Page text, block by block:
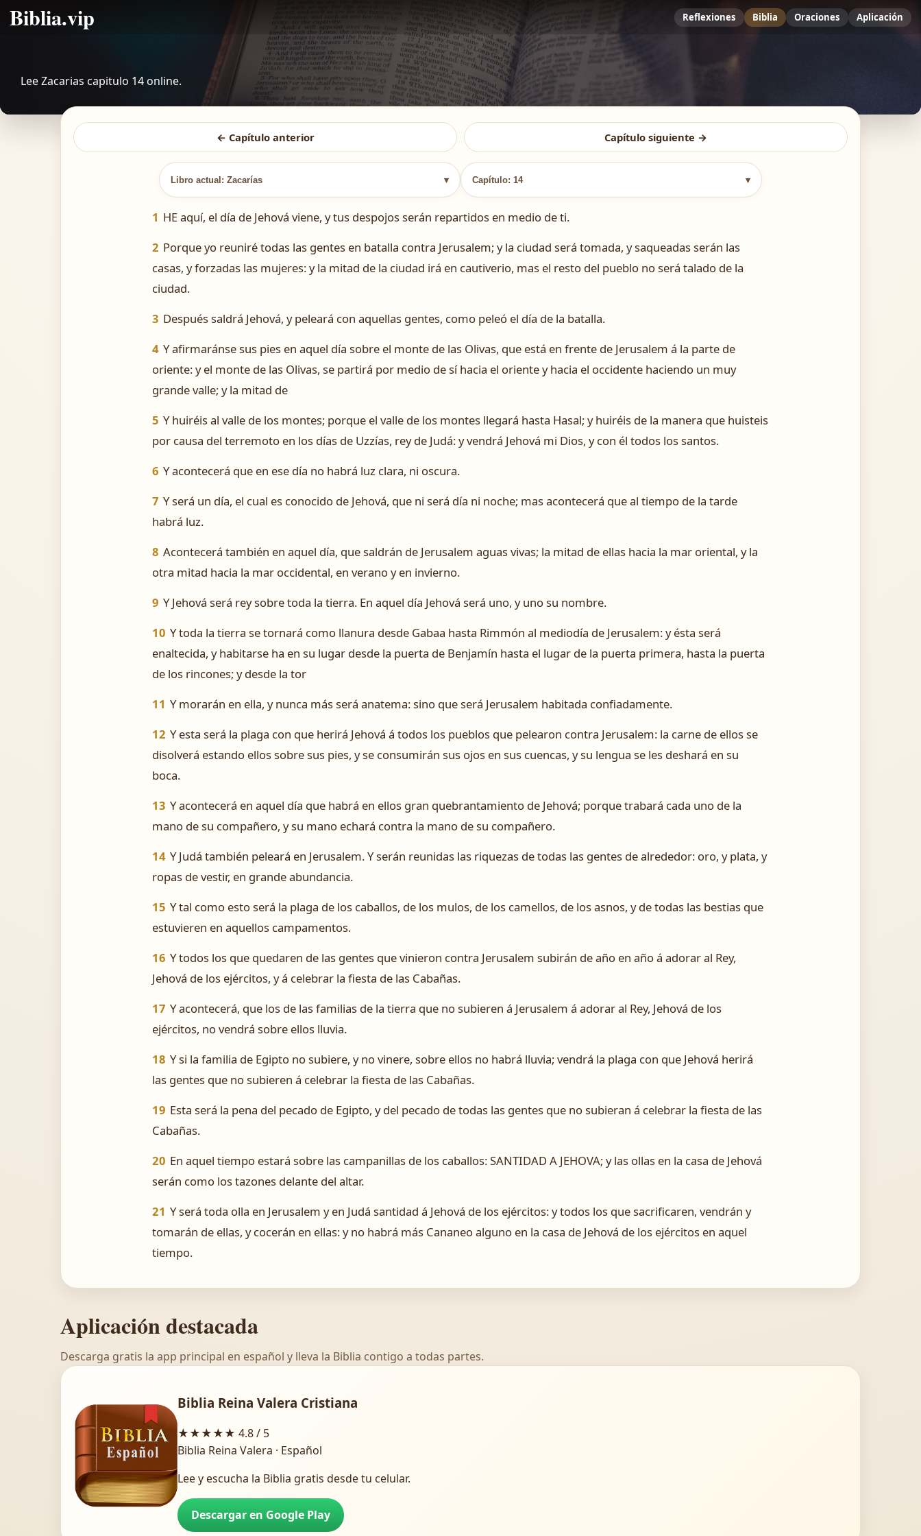
Biblia.vip Reflexiones Biblia Oraciones Aplicación
Lee Zacarias capitulo 14 online.
← Capítulo anterior Capítulo siguiente →
Libro actual: Zacarías ▾ Capítulo: 14 ▾
1 HE aquí, el día de Jehová viene, y tus despojos serán repartidos en medio de ti.
2 Porque yo reuniré todas las gentes en batalla contra Jerusalem; y la ciudad será tomada, y saqueadas serán las
casas, y forzadas las mujeres: y la mitad de la ciudad irá en cautiverio, mas el resto del pueblo no será talado de la
ciudad.
3 Después saldrá Jehová, y peleará con aquellas gentes, como peleó el día de la batalla.
4 Y afirmaránse sus pies en aquel día sobre el monte de las Olivas, que está en frente de Jerusalem á la parte de
oriente: y el monte de las Olivas, se partirá por medio de sí hacia el oriente y hacia el occidente haciendo un muy
grande valle; y la mitad de
5 Y huiréis al valle de los montes; porque el valle de los montes llegará hasta Hasal; y huiréis de la manera que huisteis
por causa del terremoto en los días de Uzzías, rey de Judá: y vendrá Jehová mi Dios, y con él todos los santos.
6 Y acontecerá que en ese día no habrá luz clara, ni oscura.
7 Y será un día, el cual es conocido de Jehová, que ni será día ni noche; mas acontecerá que al tiempo de la tarde
habrá luz.
8 Acontecerá también en aquel día, que saldrán de Jerusalem aguas vivas; la mitad de ellas hacia la mar oriental, y la
otra mitad hacia la mar occidental, en verano y en invierno.
9 Y Jehová será rey sobre toda la tierra. En aquel día Jehová será uno, y uno su nombre.
10 Y toda la tierra se tornará como llanura desde Gabaa hasta Rimmón al mediodía de Jerusalem: y ésta será
enaltecida, y habitarse ha en su lugar desde la puerta de Benjamín hasta el lugar de la puerta primera, hasta la puerta
de los rincones; y desde la tor
11 Y morarán en ella, y nunca más será anatema: sino que será Jerusalem habitada confiadamente.
12 Y esta será la plaga con que herirá Jehová á todos los pueblos que pelearon contra Jerusalem: la carne de ellos se
disolverá estando ellos sobre sus pies, y se consumirán sus ojos en sus cuencas, y su lengua se les deshará en su
boca.
13 Y acontecerá en aquel día que habrá en ellos gran quebrantamiento de Jehová; porque trabará cada uno de la
mano de su compañero, y su mano echará contra la mano de su compañero.
14 Y Judá también peleará en Jerusalem. Y serán reunidas las riquezas de todas las gentes de alrededor: oro, y plata, y
ropas de vestir, en grande abundancia.
15 Y tal como esto será la plaga de los caballos, de los mulos, de los camellos, de los asnos, y de todas las bestias que
estuvieren en aquellos campamentos.
16 Y todos los que quedaren de las gentes que vinieron contra Jerusalem subirán de año en año á adorar al Rey,
Jehová de los ejércitos, y á celebrar la fiesta de las Cabañas.
17 Y acontecerá, que los de las familias de la tierra que no subieren á Jerusalem á adorar al Rey, Jehová de los
ejércitos, no vendrá sobre ellos lluvia.
18 Y si la familia de Egipto no subiere, y no vinere, sobre ellos no habrá lluvia; vendrá la plaga con que Jehová herirá
las gentes que no subieren á celebrar la fiesta de las Cabañas.
19 Esta será la pena del pecado de Egipto, y del pecado de todas las gentes que no subieran á celebrar la fiesta de las
Cabañas.
20 En aquel tiempo estará sobre las campanillas de los caballos: SANTIDAD A JEHOVA; y las ollas en la casa de Jehová
serán como los tazones delante del altar.
21 Y será toda olla en Jerusalem y en Judá santidad á Jehová de los ejércitos: y todos los que sacrificaren, vendrán y
tomarán de ellas, y cocerán en ellas: y no habrá más Cananeo alguno en la casa de Jehová de los ejércitos en aquel
tiempo.
Aplicación destacada
Descarga gratis la app principal en español y lleva la Biblia contigo a todas partes.
Biblia Reina Valera Cristiana
★★★★★ 4.8 / 5
Biblia Reina Valera · Español
Lee y escucha la Biblia gratis desde tu celular.
Descargar en Google Play